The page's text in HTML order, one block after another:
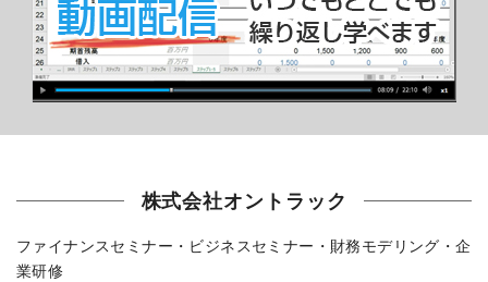
株式会社オントラック
ファイナンスセミナー・ビジネスセミナー・財務モデリング・企
業研修